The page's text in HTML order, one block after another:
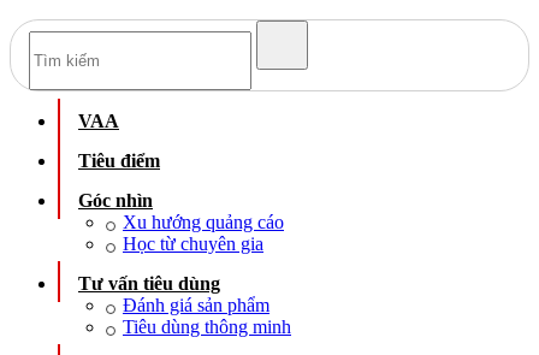
VAA
Tiêu điểm
Góc nhìn
Xu hướng quảng cáo
Học từ chuyên gia
Tư vấn tiêu dùng
Đánh giá sản phẩm
Tiêu dùng thông minh